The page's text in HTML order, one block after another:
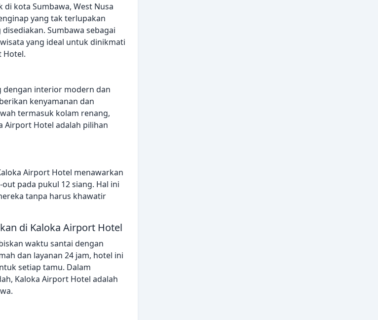
kota Sumbawa, West Nusa
yang tak terlupakan
Sumbawa sebagai
yang ideal untuk dinikmati
Hotel.
dengan interior modern dan
kenyamanan dan
termasuk kolam renang,
Airport Hotel adalah pilihan
Airport Hotel menawarkan
pada pukul 12 siang. Hal ini
tanpa harus khawatir
di Kaloka Airport Hotel
waktu santai dengan
dan layanan 24 jam, hotel ini
setiap tamu. Dalam
Kaloka Airport Hotel adalah